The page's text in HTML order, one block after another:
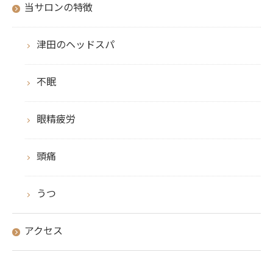
当サロンの特徴
津田のヘッドスパ
不眠
眼精疲労
頭痛
うつ
アクセス